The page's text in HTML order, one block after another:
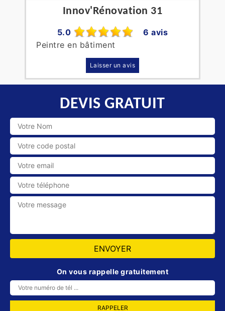
Innov'Rénovation 31
5.0
6 avis
Peintre en bâtiment
Laisser un avis
DEVIS GRATUIT
On vous rappelle gratuitement